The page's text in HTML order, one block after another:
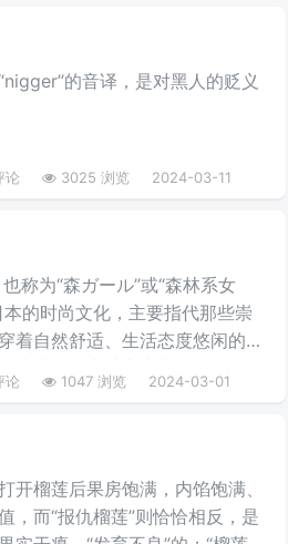
的音译，是对黑人的贬义
论 3025 浏览 2024-03-11
称为“森ガール”或“森林系女
的时尚文化，主要指代那些崇
着自然舒适、生活态度悠闲的年
论 1047 浏览 2024-03-01
开榴莲后果房饱满，内馅饱满、
，而“报仇榴莲”则恰恰相反，是